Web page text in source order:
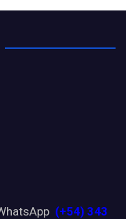
(+54) 343